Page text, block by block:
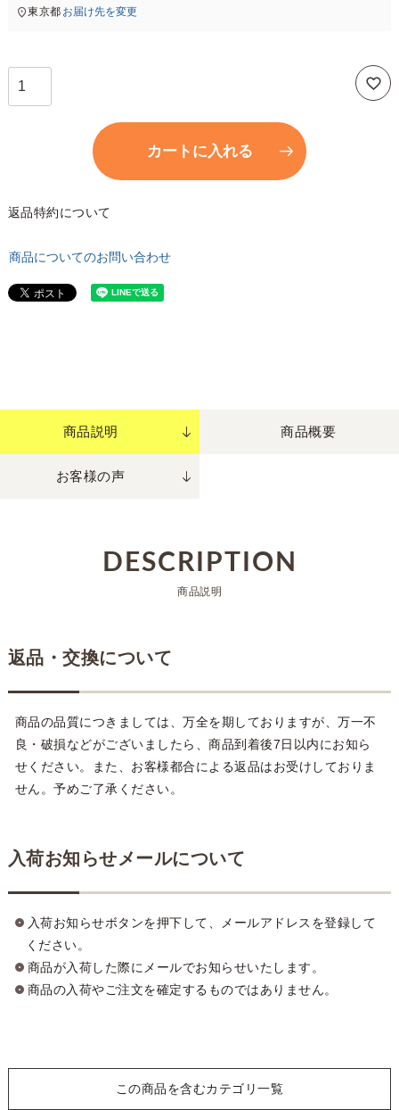
東京都 お届け先を変更
カートに入れる
返品特約について
商品についてのお問い合わせ
商品説明 商品概要
お客様の声
DESCRIPTION
商品説明
返品・交換について
商品の品質につきましては、万全を期しておりますが、万一不
良・破損などがございましたら、商品到着後7日以内にお知ら
せください。また、お客様都合による返品はお受けしておりま
せん。予めご了承ください。
入荷お知らせメールについて
入荷お知らせボタンを押下して、メールアドレスを登録して
ください。
商品が入荷した際にメールでお知らせいたします。
商品の入荷やご注文を確定するものではありません。
この商品を含むカテゴリ一覧